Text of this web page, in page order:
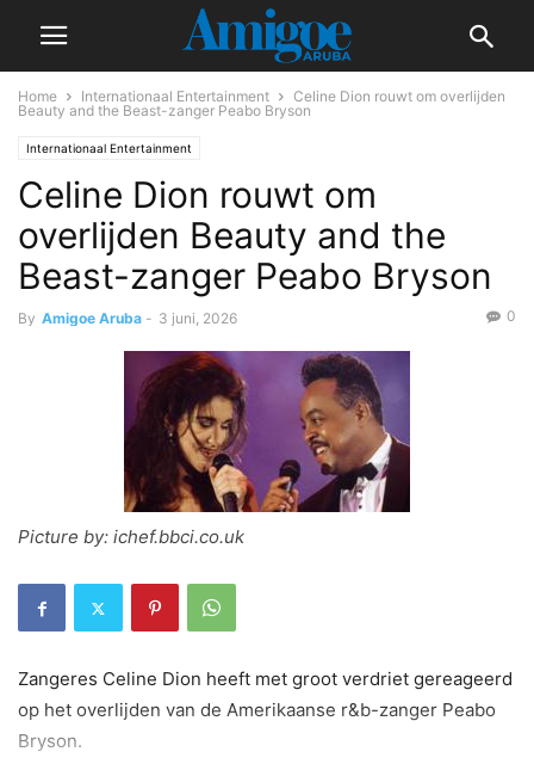
Home Internationaal Entertainment
Celine Dion rouwt om overlijden
Beauty and the Beast-zanger Peabo Bryson
Internationaal Entertainment
Celine Dion rouwt om
overlijden Beauty and the
Beast-zanger Peabo Bryson
By Amigoe Aruba - 3 juni, 2026 0
Picture by: ichef.bbci.co.uk
Zangeres Celine Dion heeft met groot verdriet gereageerd
op het overlijden van de Amerikaanse r&b-zanger Peabo
Bryson.